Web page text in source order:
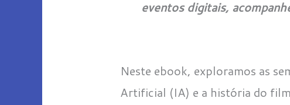
eventos digitais,
Neste ebook, exploramos as
Artificial (IA) e a história do